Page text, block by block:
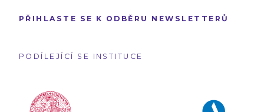
PŘIHLASTE SE K ODBĚRU NEWSLETTERŮ
PODÍLEJÍCÍ SE INSTITUCE